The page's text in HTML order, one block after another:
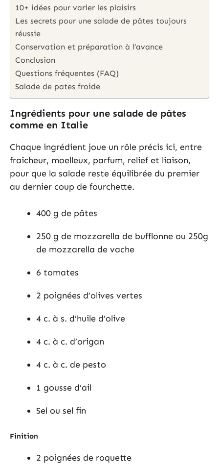
10+ idées pour varier les plaisirs
Les secrets pour une salade de pâtes toujours
réussie
Conservation et préparation à l’avance
Conclusion
Questions fréquentes (FAQ)
Salade de pates froide
Ingrédients pour une salade de pâtes
comme en Italie
Chaque ingrédient joue un rôle précis ici, entre
fraîcheur, moelleux, parfum, relief et liaison,
pour que la salade reste équilibrée du premier
au dernier coup de fourchette.
400 g de pâtes
250 g de mozzarella de bufflonne ou 250g
de mozzarella de vache
6 tomates
2 poignées d’olives vertes
4 c. à s. d’huile d’olive
4 c. à c. d’origan
4 c. à c. de pesto
1 gousse d’ail
Sel ou sel fin
Finition
2 poignées de roquette